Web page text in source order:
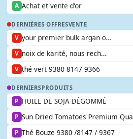
A Achat et vente d'or
DERNIÈRES OFFRESVENTE
V your premier bulk argan o...
V noix de karité, nous rech...
V thé vert 9380 8147 9366
DERNIERSPRODUITS
P HUILE DE SOJA DÉGOMMÉ
P Sun Dried Tomatoes Premium Qua
P Thé Bouze 9380 /8147 / 9367